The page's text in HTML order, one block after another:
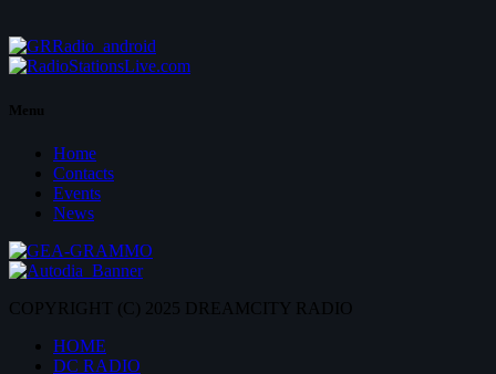
Menu
Home
Contacts
Events
News
COPYRIGHT (C) 2025 DREAMCITY RADIO
HOME
DC RADIO